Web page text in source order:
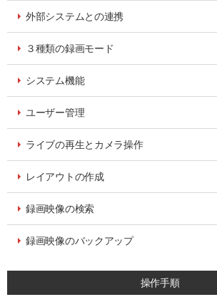
外部システムとの連携
３種類の録画モード
システム機能
ユーザー管理
ライブの再生とカメラ操作
レイアウトの作成
録画映像の検索
録画映像のバックアップ
操作手順